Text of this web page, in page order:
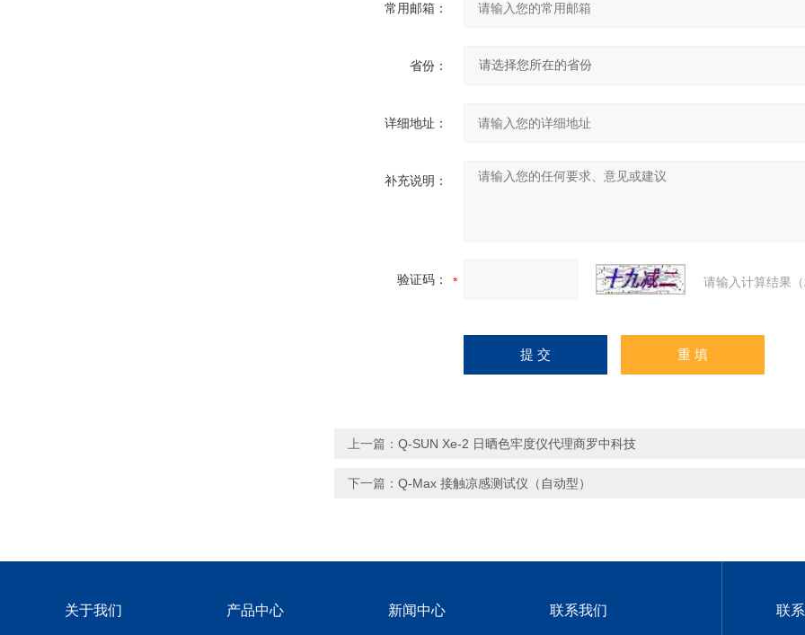
常用邮箱：
省份：
详细地址：
补充说明：
验证码： 请输入计算结果
上一篇： Q-SUN Xe-2 日晒色牢度仪代理商罗中科技
下一篇： Q-Max 接触凉感测试仪（自动型）
关于我们 产品中心 新闻中心 联系我们 联